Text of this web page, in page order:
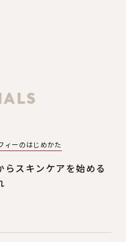
ィーのはじめかた
らスキンケアを始める